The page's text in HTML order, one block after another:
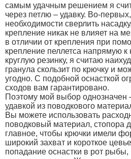
самым удачным решением я
через петлю – удавку. Во-
необходимости сверлить
крепление никак не влияет на
в отличии от крепления при
крепление пеллетса напрямую к
круглую резинку, я считаю
гранула скользит по крючку и
угодно. С подобной оснасткой
сходов вам гарантировано.
Поэтому мой выбор однозначен
удавкой из поводкового
Вы можете использовать
поводковый материал, стопора
главное, чтобы крючки имели
широкий захват и короткое
попадание оснастки в рот рыбы,